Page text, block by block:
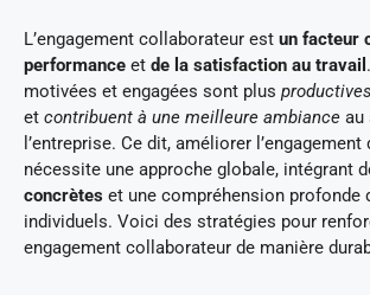
L’engagement collaborateur est un facteur
performance et de la satisfaction au travail
motivées et engagées sont plus productives
et contribuent à une meilleure ambiance au
l’entreprise. Ce dit, améliorer
nécessite une approche globale, intégrant
concrètes et une compréhension profonde
individuels. Voici des stratégies pour
engagement collaborateur de manière